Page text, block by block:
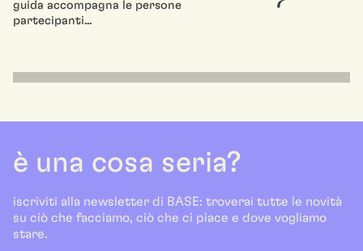
guida accompagna le persone
partecipanti...
è una cosa seria?
iscriviti alla newsletter di BASE: troverai tutte le novità
su ciò che facciamo, ciò che ci piace e dove vogliamo
stare.